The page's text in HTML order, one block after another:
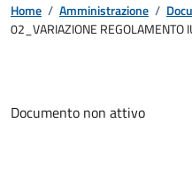
Home / Amministrazione /
02_VARIAZIONE REGOLAMENTO
Documento non attivo